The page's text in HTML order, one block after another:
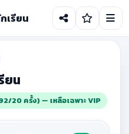
เรียน
ยน
20 ครั้ง) — เหลือเฉพาะ VIP